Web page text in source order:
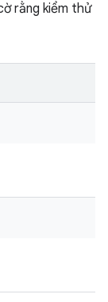
rằng kiểm thử